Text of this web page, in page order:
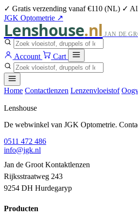
✓ Gratis verzending vanaf €110 (NL) ✓
JGK Optometrie ↗
Lenshouse.nl JAN DE
Account Cart
Home Contactlenzen Lenzenvloeistof
Lenshouse
De webwinkel van JGK Optometrie.
0511 472 486
info@jgk.nl
Jan de Groot Kontaktlenzen
Rijksstraatweg 243
9254 DH Hurdegaryp
Producten